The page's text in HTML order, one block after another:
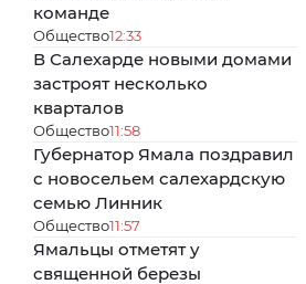
команде
Общество12:33
В Салехарде новыми домами
застроят несколько
кварталов
Общество11:58
Губернатор Ямала поздравил
с новосельем салехардскую
семью Линник
Общество11:57
Ямальцы отметят у
священной березы